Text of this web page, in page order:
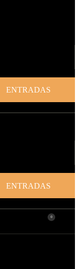
ENTRADAS
ENTRADAS
0